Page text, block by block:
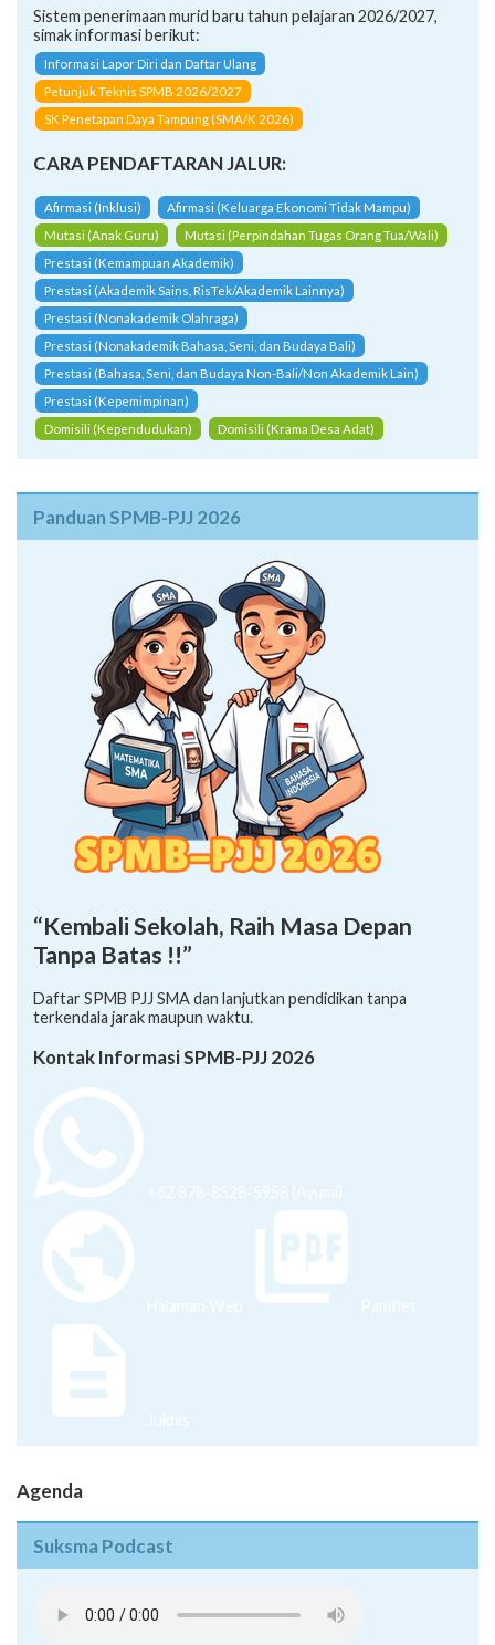
Sistem penerimaan murid baru tahun pelajaran 2026/2027,
simak informasi berikut:
Informasi Lapor Diri dan Daftar Ulang
Petunjuk Teknis SPMB 2026/2027
SK Penetapan Daya Tampung (SMA/K 2026)
CARA PENDAFTARAN JALUR:
Afirmasi (Inklusi)
Afirmasi (Keluarga Ekonomi Tidak Mampu)
Mutasi (Anak Guru)
Mutasi (Perpindahan Tugas Orang Tua/Wali)
Prestasi (Kemampuan Akademik)
Prestasi (Akademik Sains, RisTek/Akademik Lainnya)
Prestasi (Nonakademik Olahraga)
Prestasi (Nonakademik Bahasa, Seni, dan Budaya Bali)
Prestasi (Bahasa, Seni, dan Budaya Non-Bali/Non Akademik Lain)
Prestasi (Kepemimpinan)
Domisili (Kependudukan)
Domisili (Krama Desa Adat)
Panduan SPMB-PJJ 2026
“Kembali Sekolah, Raih Masa Depan
Tanpa Batas !!”
Daftar SPMB PJJ SMA dan lanjutkan pendidikan tanpa
terkendala jarak maupun waktu.
Kontak Informasi SPMB-PJJ 2026
+62 878-8528-5958 (Ayumi)
Halaman Web Pamflet
Juknis
Agenda
Suksma Podcast